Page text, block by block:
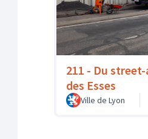
211 - Du
des Esses
Ville de Lyon